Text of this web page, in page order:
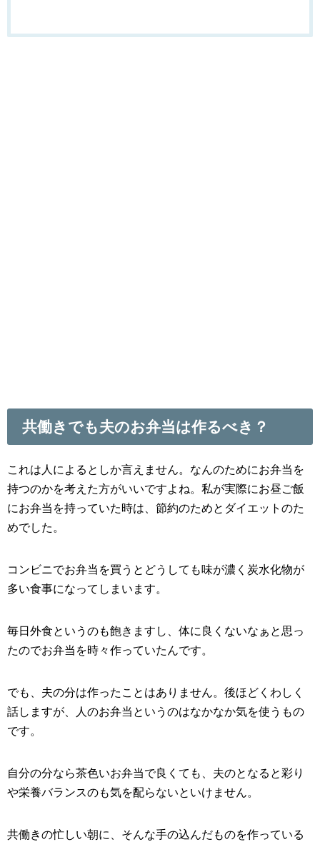
共働きでも夫のお弁当は作るべき？
これは人によるとしか言えません。なんのためにお弁当を
持つのかを考えた方がいいですよね。私が実際にお昼ご飯
にお弁当を持っていた時は、節約のためとダイエットのた
めでした。
コンビニでお弁当を買うとどうしても味が濃く炭水化物が
多い食事になってしまいます。
毎日外食というのも飽きますし、体に良くないなぁと思っ
たのでお弁当を時々作っていたんです。
でも、夫の分は作ったことはありません。後ほどくわしく
話しますが、人のお弁当というのはなかなか気を使うもの
です。
自分の分なら茶色いお弁当で良くても、夫のとなると彩り
や栄養バランスのも気を配らないといけません。
共働きの忙しい朝に、そんな手の込んだものを作っている